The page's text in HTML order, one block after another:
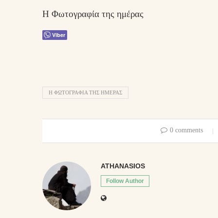
Η Φωτογραφία της ημέρας
Viber
Η ΦΩΤΟΓΡΑΦΊΑ ΤΗΣ ΗΜΈΡΑΣ
0 comments
ATHANASIOS
Follow Author